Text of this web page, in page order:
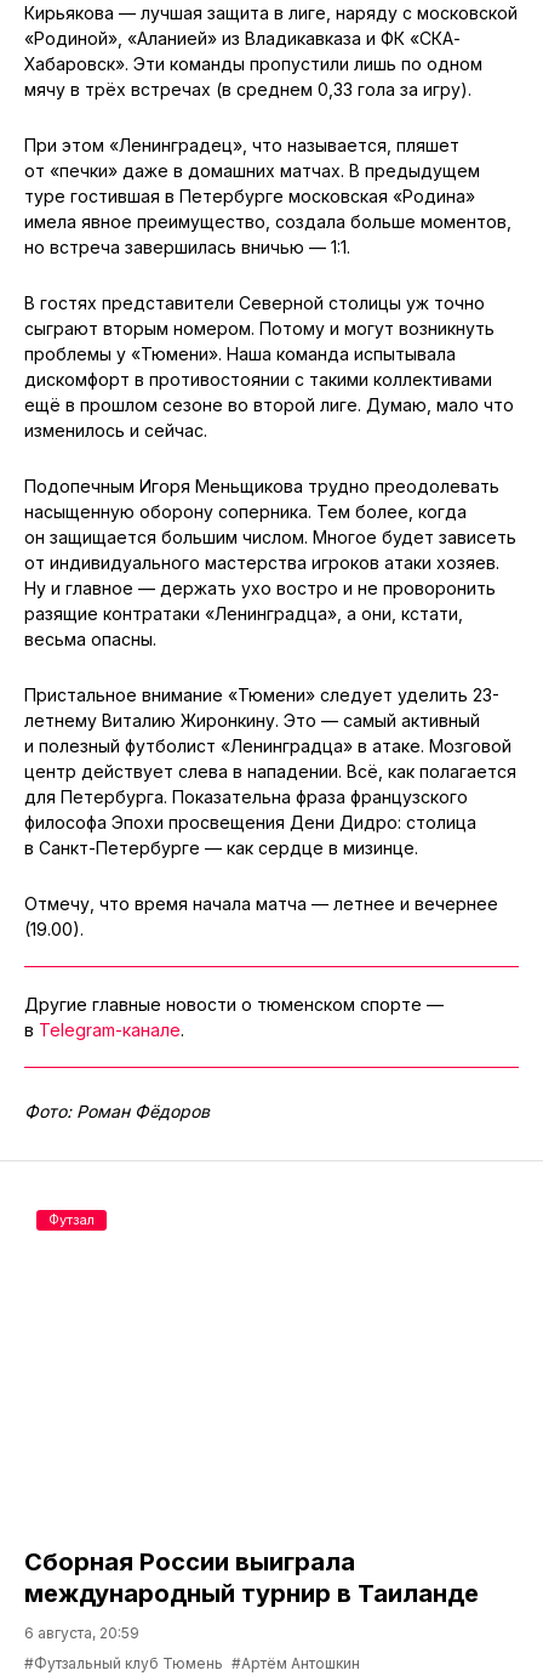
Кирьякова — лучшая защита в лиге, наряду с московской
«Родиной», «Аланией» из Владикавказа и ФК «СКА-
Хабаровск». Эти команды пропустили лишь по одном
мячу в трёх встречах (в среднем 0,33 гола за игру).
При этом «Ленинградец», что называется, пляшет
от «печки» даже в домашних матчах. В предыдущем
туре гостившая в Петербурге московская «Родина»
имела явное преимущество, создала больше моментов,
но встреча завершилась вничью — 1:1.
В гостях представители Северной столицы уж точно
сыграют вторым номером. Потому и могут возникнуть
проблемы у «Тюмени». Наша команда испытывала
дискомфорт в противостоянии с такими коллективами
ещё в прошлом сезоне во второй лиге. Думаю, мало что
изменилось и сейчас.
Подопечным Игоря Меньщикова трудно преодолевать
насыщенную оборону соперника. Тем более, когда
он защищается большим числом. Многое будет зависеть
от индивидуального мастерства игроков атаки хозяев.
Ну и главное — держать ухо востро и не проворонить
разящие контратаки «Ленинградца», а они, кстати,
весьма опасны.
Пристальное внимание «Тюмени» следует уделить 23-
летнему Виталию Жиронкину. Это — самый активный
и полезный футболист «Ленинградца» в атаке. Мозговой
центр действует слева в нападении. Всё, как полагается
для Петербурга. Показательна фраза французского
философа Эпохи просвещения Дени Дидро: столица
в Санкт-Петербурге — как сердце в мизинце.
Отмечу, что время начала матча — летнее и вечернее
(19.00).
Другие главные новости о тюменском спорте —
в Telegram-канале.
Фото: Роман Фёдоров
Сборная России выиграла
международный турнир в Таиланде
6 августа, 20:59
#Футзальный клуб Тюмень #Артём Антошкин
Футзал